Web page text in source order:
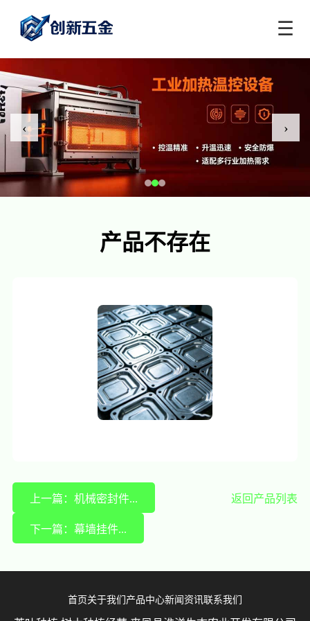
☰
‹ ›
产品不存在
上一篇：机械密封件... 返回产品列表
下一篇：幕墙挂件...
首页 关于我们 产品中心新闻资讯联系我们